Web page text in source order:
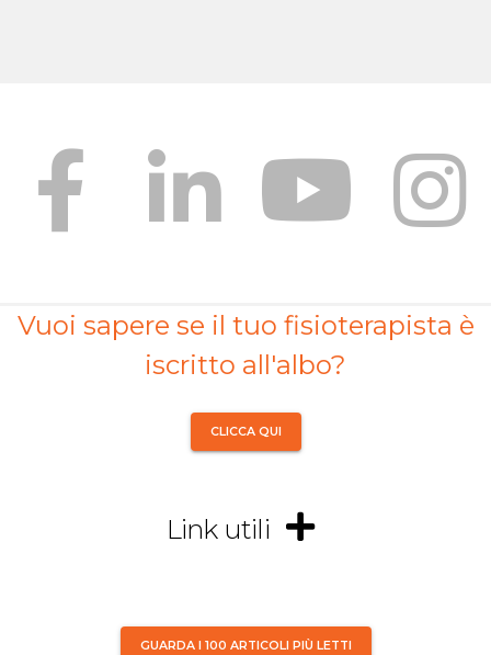
Vuoi sapere se il tuo fisioterapista è
iscritto all'albo?
CLICCA QUI
Link utili
GUARDA I 100 ARTICOLI PIÙ LETTI